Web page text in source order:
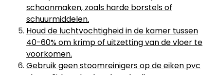
schoonmaken, zoals harde borstels of
schuurmiddelen.
Houd de luchtvochtigheid in de kamer tussen
40-60% om krimp of uitzetting van de vloer te
voorkomen.
Gebruik geen stoomreinigers op de eiken pvc